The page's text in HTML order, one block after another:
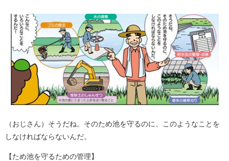
（おじさん）そうだね。そのため池を守るのに、このようなことを
しなければならないんだ。
【ため池を守るための管理】